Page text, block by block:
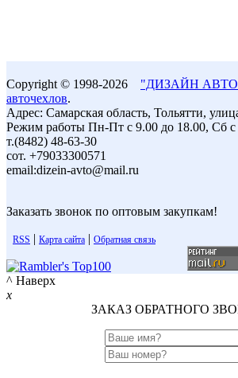
Copyright © 1998-2026 "ДИЗАЙН
авточехлов.
Адрес: Самарская область, Тольятти,
Режим работы Пн-Пт с 9.00 до 18.00, Сб с
т.(8482) 48-63-30
сот. +79033300571
email:dizein-avto@mail.ru
Заказать звонок по оптовым закупкам!
RSS | Карта сайта | Обратная связь
^ Наверх
x
ЗАКАЗ ОБРАТНОГО